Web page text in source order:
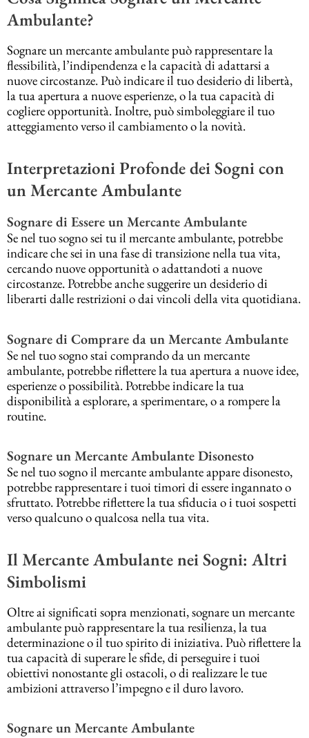
Ambulante?
Sognare un mercante ambulante può rappresentare la
flessibilità, l’indipendenza e la capacità di adattarsi a
nuove circostanze. Può indicare il tuo desiderio di libertà,
la tua apertura a nuove esperienze, o la tua capacità di
cogliere opportunità. Inoltre, può simboleggiare il tuo
atteggiamento verso il cambiamento o la novità.
Interpretazioni Profonde dei Sogni con
un Mercante Ambulante
Sognare di Essere un Mercante Ambulante
Se nel tuo sogno sei tu il mercante ambulante, potrebbe
indicare che sei in una fase di transizione nella tua vita,
cercando nuove opportunità o adattandoti a nuove
circostanze. Potrebbe anche suggerire un desiderio di
liberarti dalle restrizioni o dai vincoli della vita quotidiana.
Sognare di Comprare da un Mercante Ambulante
Se nel tuo sogno stai comprando da un mercante
ambulante, potrebbe riflettere la tua apertura a nuove idee,
esperienze o possibilità. Potrebbe indicare la tua
disponibilità a esplorare, a sperimentare, o a rompere la
routine.
Sognare un Mercante Ambulante Disonesto
Se nel tuo sogno il mercante ambulante appare disonesto,
potrebbe rappresentare i tuoi timori di essere ingannato o
sfruttato. Potrebbe riflettere la tua sfiducia o i tuoi sospetti
verso qualcuno o qualcosa nella tua vita.
Il Mercante Ambulante nei Sogni: Altri
Simbolismi
Oltre ai significati sopra menzionati, sognare un mercante
ambulante può rappresentare la tua resilienza, la tua
determinazione o il tuo spirito di iniziativa. Può riflettere la
tua capacità di superare le sfide, di perseguire i tuoi
obiettivi nonostante gli ostacoli, o di realizzare le tue
ambizioni attraverso l’impegno e il duro lavoro.
Sognare un Mercante Ambulante